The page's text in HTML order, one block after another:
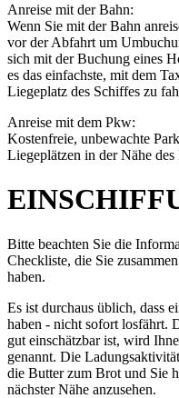
Anreise mit der Bahn:
Wenn Sie mit der Bahn
vor der Abfahrt um
sich mit der Buchung eines
es das einfachste, mit dem
Liegeplatz des Schiffes zu
Anreise mit dem Pkw:
Kostenfreie, unbewachte
Liegeplätzen in der Nähe
Bitte beachten Sie die
Checkliste, die Sie
haben.
Es ist durchaus üblich, dass
haben - nicht sofort losfährt.
gut einschätzbar ist, wird
genannt. Die
die Butter zum Brot und Sie
nächster Nähe anzusehen.